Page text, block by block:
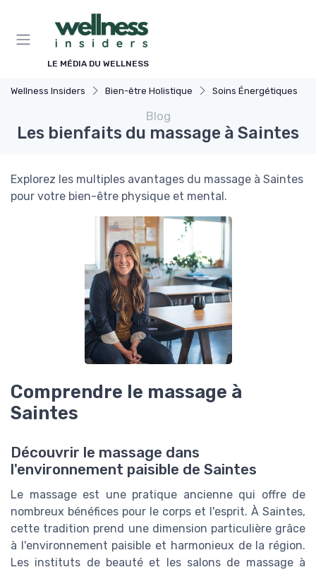
LE MÉDIA DU WELLNESS
Wellness Insiders Bien-être Holistique Soins Énergétiques
Blog
Les bienfaits du massage à Saintes
Explorez les multiples avantages du massage à Saintes
pour votre bien-être physique et mental.
Comprendre le massage à
Saintes
Découvrir le massage dans
l'environnement paisible de Saintes
Le massage est une pratique ancienne qui offre de
nombreux bénéfices pour le corps et l'esprit. À Saintes,
cette tradition prend une dimension particulière grâce
à l'environnement paisible et harmonieux de la région.
Les instituts de beauté et les salons de massage à